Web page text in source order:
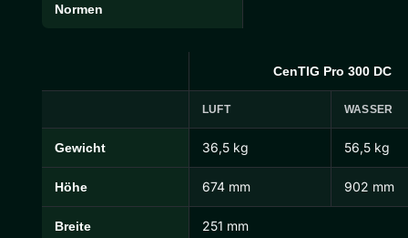
Normen
CenTIG Pro Abmessungen und Gewichte
CenTIG Pro 300 DC
LUFT WASSER
Gewicht 36,5 kg 56,5 kg
Höhe 674 mm 902 mm
Breite 251 mm